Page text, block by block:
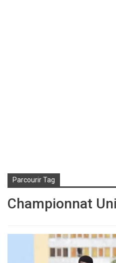
Parcourir Tag
Championnat